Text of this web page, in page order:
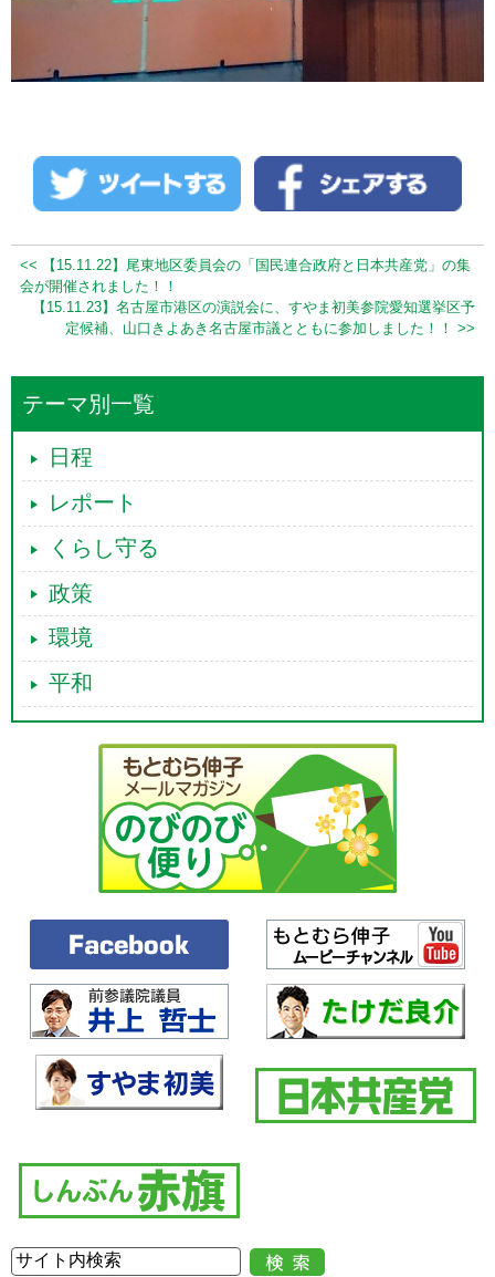
<< 【15.11.22】尾東地区委員会の「国民連合政府と日本共産党」の集
会が開催されました！！
【15.11.23】名古屋市港区の演説会に、すやま初美参院愛知選挙区予
定候補、山口きよあき名古屋市議とともに参加しました！！ >>
テーマ別一覧
日程
レポート
くらし守る
政策
環境
平和